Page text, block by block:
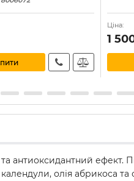
Ціна:
1
ефект.
олія абрикоса